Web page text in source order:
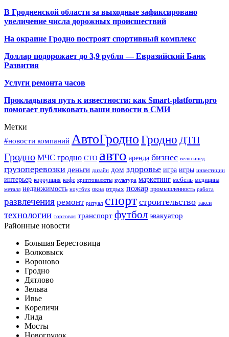
В Гродненской области за выходные зафиксировано
увеличение числа дорожных происшествий
На окраине Гродно построят спортивный комплекс
Доллар подорожает до 3,9 рубля — Евразийский Банк
Развития
Услуги ремонта часов
Прокладывая путь к известности: как Smart-platform.pro
помогает публиковать ваши новости в СМИ
Метки
#новости компаний АвтоГродноГродно ДТП
Гродно МЧС гродно СТО авто аренда бизнес велосипед
грузоперевозки деньги дизайн дом здоровье игра игры инвестиции
интерьер коррупция кофе криптовалюты культура маркетинг мебель медицина
металл недвижимость ноутбук окна отдых пожар промышленность работа
развлечения ремонт ритуал спорт строительство такси
технологии торговля транспорт футбол эвакуатор
Районные новости
Большая Берестовица
Волковыск
Вороново
Гродно
Дятлово
Зельва
Ивье
Кореличи
Лида
Мосты